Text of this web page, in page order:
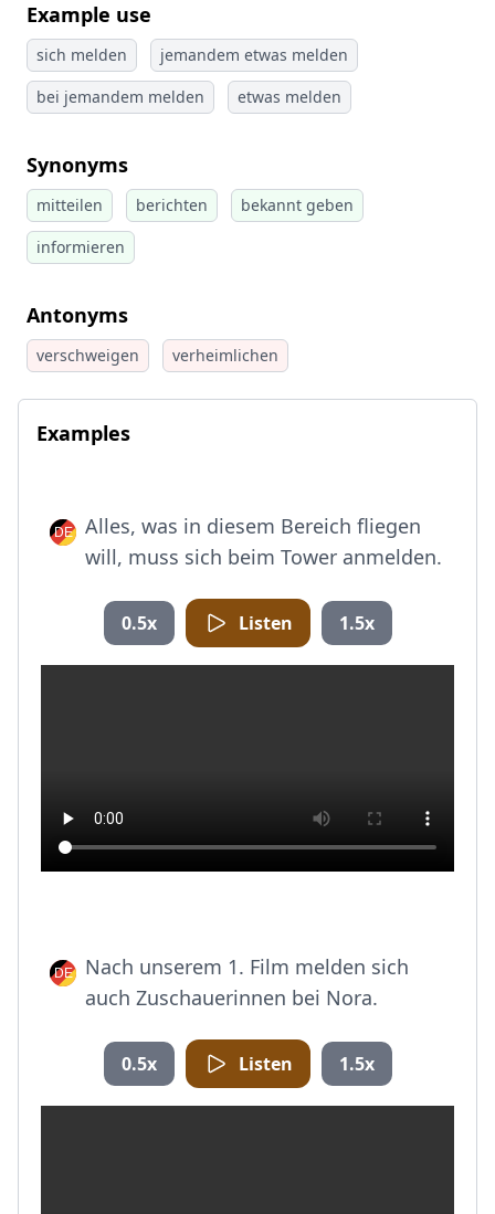
Example use
sich melden
jemandem etwas melden
bei jemandem melden
etwas melden
Synonyms
mitteilen berichten
bekannt geben
informieren
Antonyms
verschweigen verheimlichen
Examples
Alles, was in diesem Bereich fliegen
will, muss sich beim Tower anmelden.
0.5x Listen 1.5x
Nach unserem 1. Film melden sich
auch Zuschauerinnen bei Nora.
0.5x Listen 1.5x